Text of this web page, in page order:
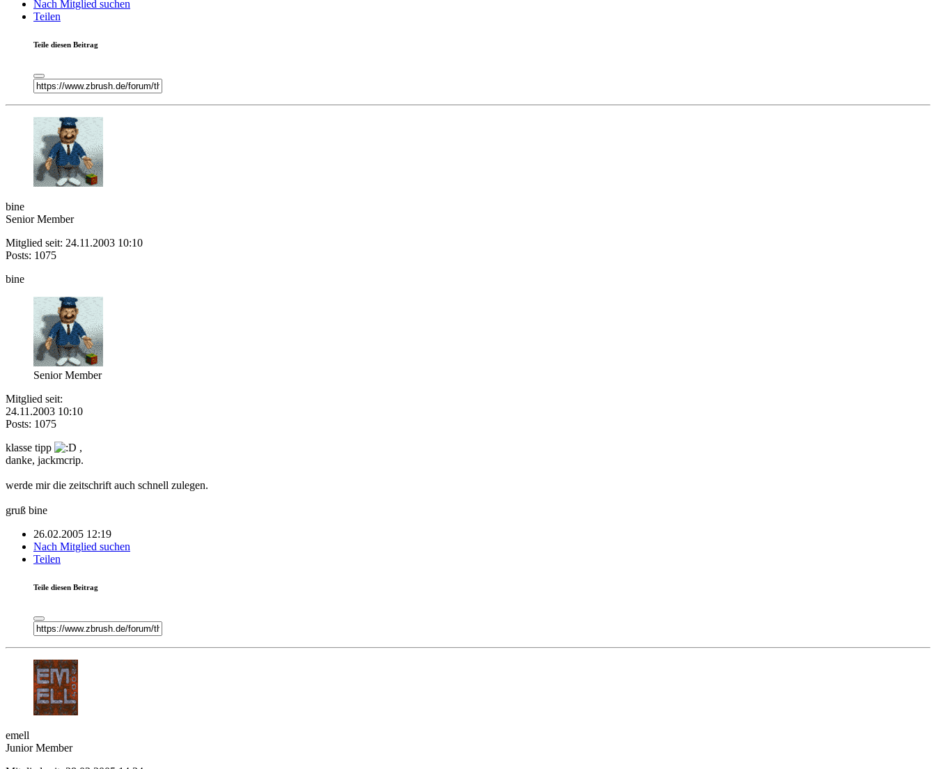
Nach Mitglied suchen
Teilen
Teile diesen Beitrag
bine
Senior Member
Mitglied seit: 24.11.2003 10:10
Posts: 1075
bine
Senior Member
Mitglied seit:
24.11.2003 10:10
Posts: 1075
klasse tipp
,
danke, jackmcrip.
werde mir die zeitschrift auch schnell zulegen.
gruß bine
26.02.2005 12:19
Nach Mitglied suchen
Teilen
Teile diesen Beitrag
emell
Junior Member